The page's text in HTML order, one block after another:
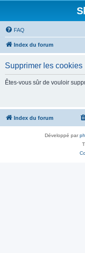
FAQ
Index du forum
Supprimer les cookies
Êtes-vous sûr de vouloir
Index du forum
Développé par